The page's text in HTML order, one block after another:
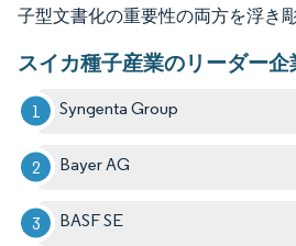
子型文書化の重要性の両方を浮き
スイカ種子産業のリーダー企
Syngenta Group
Bayer AG
BASF SE